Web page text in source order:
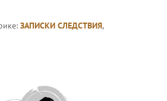
ЗАПИСКИ СЛЕДСТВИЯ,